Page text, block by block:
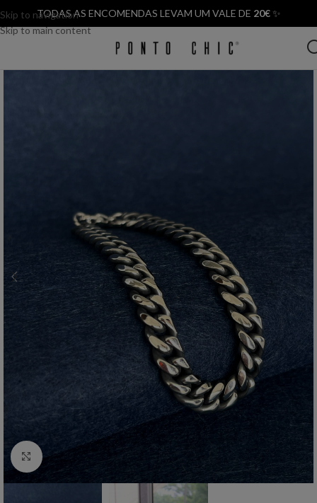
Skip to navigation
Skip to main content
TODAS AS ENCOMENDAS LEVAM UM VALE DE 20€✨
Click to enlarge